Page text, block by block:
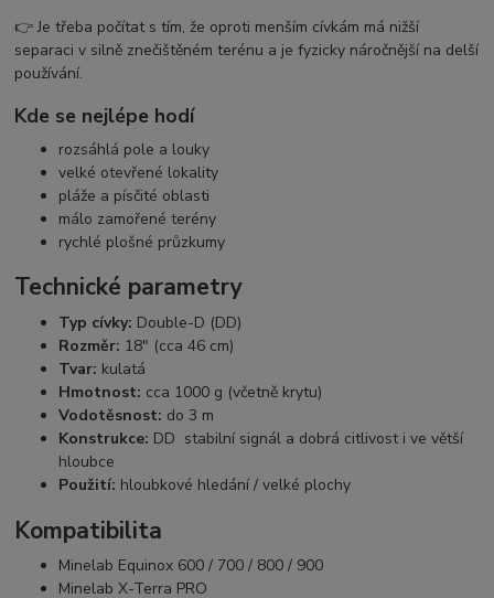
👉 Je třeba počítat s tím, že oproti menším cívkám má nižší
separaci v silně znečištěném terénu a je fyzicky náročnější na delší
používání.
Kde se nejlépe hodí
rozsáhlá pole a louky
velké otevřené lokality
pláže a písčité oblasti
málo zamořené terény
rychlé plošné průzkumy
Technické parametry
Typ cívky: Double-D (DD)
Rozměr: 18" (cca 46 cm)
Tvar: kulatá
Hmotnost: cca 1000 g (včetně krytu)
Vodotěsnost: do 3 m
Konstrukce: DD stabilní signál a dobrá citlivost i ve větší
hloubce
Použití: hloubkové hledání / velké plochy
Kompatibilita
Minelab Equinox 600 / 700 / 800 / 900
Minelab X-Terra PRO